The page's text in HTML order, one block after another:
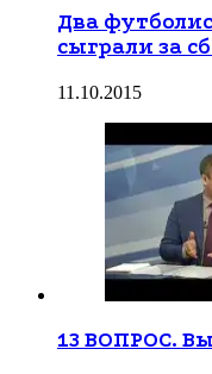
Два
сыграли за
11.10.2015
13 ВОПРОС.